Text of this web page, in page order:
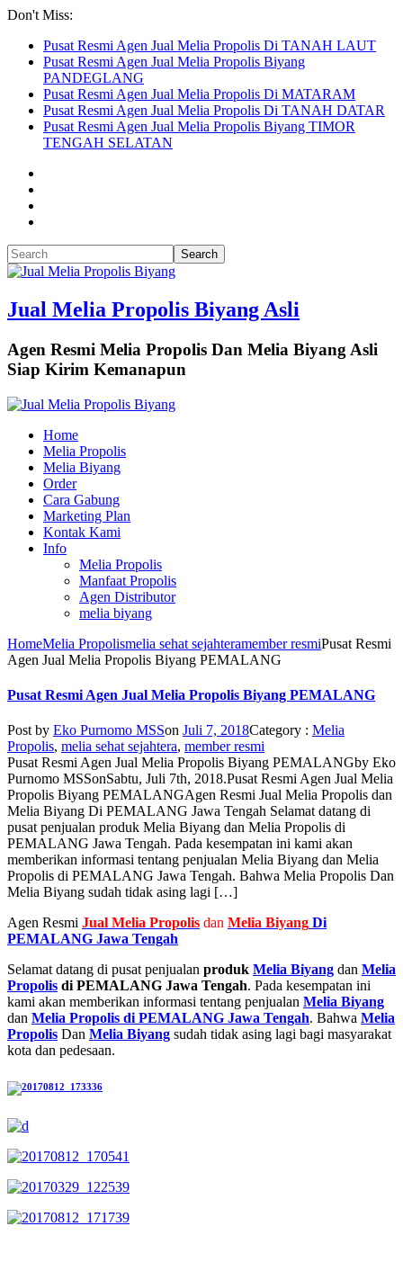
Don't Miss:
Pusat Resmi Agen Jual Melia Propolis Di TANAH LAUT
Pusat Resmi Agen Jual Melia Propolis Biyang
PANDEGLANG
Pusat Resmi Agen Jual Melia Propolis Di MATARAM
Pusat Resmi Agen Jual Melia Propolis Di TANAH DATAR
Pusat Resmi Agen Jual Melia Propolis Biyang TIMOR
TENGAH SELATAN
Jual Melia Propolis Biyang Asli
Agen Resmi Melia Propolis Dan Melia Biyang Asli
Siap Kirim Kemanapun
Home
Melia Propolis
Melia Biyang
Order
Cara Gabung
Marketing Plan
Kontak Kami
Info
Melia Propolis
Manfaat Propolis
Agen Distributor
melia biyang
HomeMelia Propolismelia sehat sejahteramember resmiPusat Resmi
Agen Jual Melia Propolis Biyang PEMALANG
Pusat Resmi Agen Jual Melia Propolis Biyang PEMALANG
Post by Eko Purnomo MSSon Juli 7, 2018Category : Melia
Propolis, melia sehat sejahtera, member resmi
Pusat Resmi Agen Jual Melia Propolis Biyang PEMALANGby Eko
Purnomo MSSonSabtu, Juli 7th, 2018.Pusat Resmi Agen Jual Melia
Propolis Biyang PEMALANGAgen Resmi Jual Melia Propolis dan
Melia Biyang Di PEMALANG Jawa Tengah Selamat datang di
pusat penjualan produk Melia Biyang dan Melia Propolis di
PEMALANG Jawa Tengah. Pada kesempatan ini kami akan
memberikan informasi tentang penjualan Melia Biyang dan Melia
Propolis di PEMALANG Jawa Tengah. Bahwa Melia Propolis Dan
Melia Biyang sudah tidak asing lagi […]
Agen Resmi Jual Melia Propolis dan Melia Biyang Di
PEMALANG Jawa Tengah
Selamat datang di pusat penjualan produk Melia Biyang dan Melia
Propolis di PEMALANG Jawa Tengah. Pada kesempatan ini
kami akan memberikan informasi tentang penjualan Melia Biyang
dan Melia Propolis di PEMALANG Jawa Tengah. Bahwa Melia
Propolis Dan Melia Biyang sudah tidak asing lagi bagi masyarakat
kota dan pedesaan.